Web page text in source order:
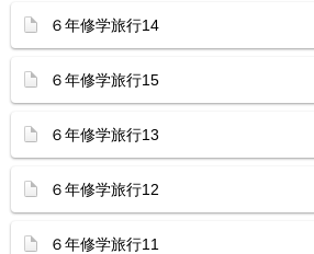
６年修学旅行14
６年修学旅行15
６年修学旅行13
６年修学旅行12
６年修学旅行11